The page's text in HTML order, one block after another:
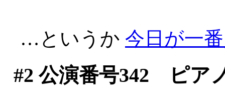
…というか 今日が一
#2 公演番号342 ピア